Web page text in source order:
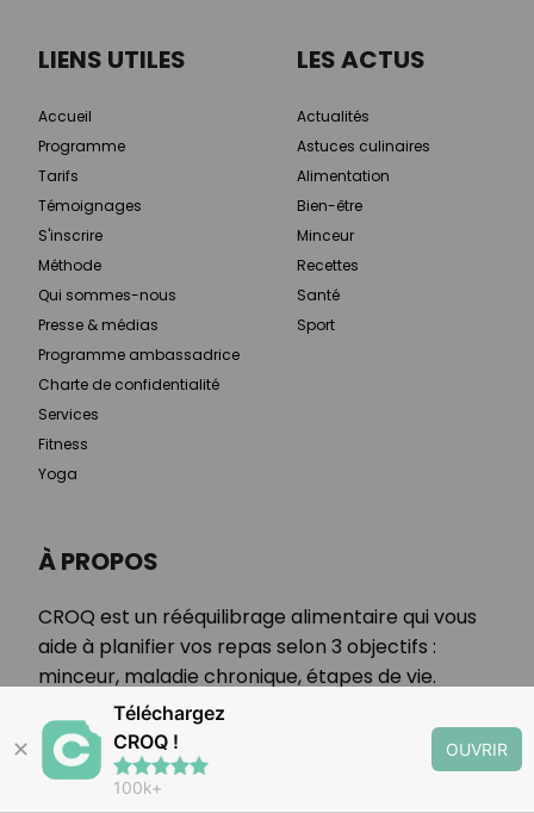
À PROPOS
CROQ est un rééquilibrage alimentaire qui vous
aide à planifier vos repas selon 3 objectifs :
minceur, maladie chronique, étapes de vie.
LIENS UTILES
Accueil
Programme
Tarifs
Témoignages
S'inscrire
Méthode
Qui sommes-nous
Presse & médias
Programme ambassadrice
Charte de confidentialité
Services
Fitness
Yoga
LES ACTUS
Actualités
Astuces culinaires
Alimentation
Bien-être
Minceur
Recettes
Santé
Sport
✕
Téléchargez
CROQ !
100k+
OUVRIR